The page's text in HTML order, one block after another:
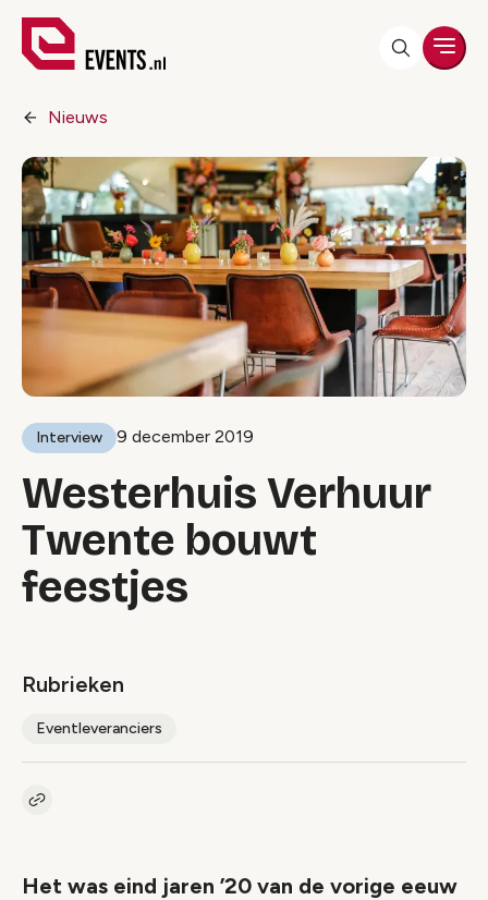
Nieuws
Interview 9 december 2019
Westerhuis Verhuur
Twente bouwt
feestjes
Rubrieken
Eventleveranciers
Kopieer link naar artikel
Het was eind jaren ’20 van de vorige eeuw